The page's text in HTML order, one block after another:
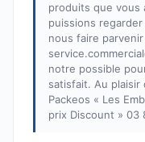
produits que vous
puissions
nous faire
notre possible
satisfait. Au plaisir
Packeos « Les
prix Discount » 03